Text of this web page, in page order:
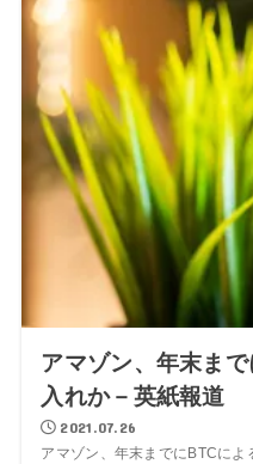
アマゾン、年末ま
入れか－英紙報道
2021.07.26
アマゾン、年末までにBTCによ